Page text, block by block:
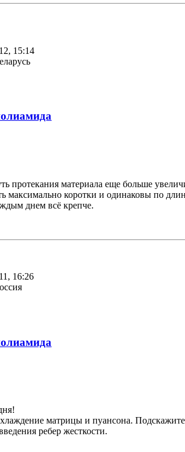
15:14
протекания материала еще больше
коротки и одинаковы по
днем всё крепче.
16:26
матрицы и пуансона.
ребер жесткости.